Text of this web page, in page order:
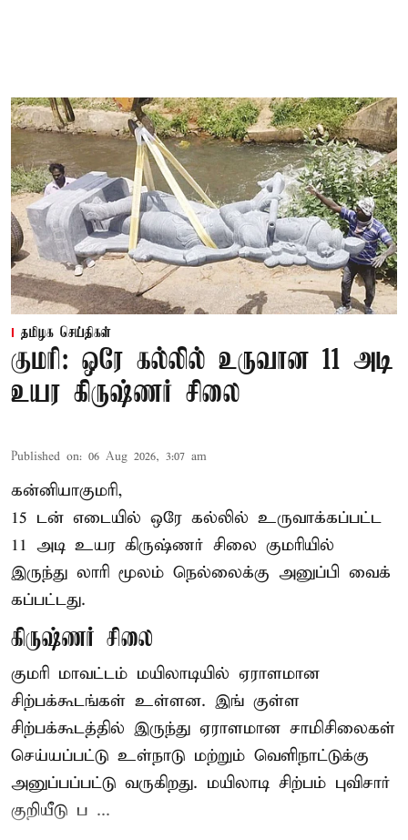
தமிழக செய்திகள்
குமரி: ஒரே கல்லில் உருவான 11 அடி
உயர கிருஷ்ணர் சிலை
Published on: 06 Aug 2026, 3:07 am
கன்னியாகுமரி,
15 டன் எடையில் ஒரே கல்லில் உருவாக்கப்பட்ட
11 அடி உயர கிருஷ்ணர் சிலை குமரியில்
இருந்து லாரி மூலம் நெல்லைக்கு அனுப்பி வைக்
கப்பட்டது.
கிருஷ்ணர் சிலை
குமரி மாவட்டம் மயிலாடியில் ஏராளமான
சிற்பக்கூடங்கள் உள்ளன. இங் குள்ள
சிற்பக்கூடத்தில் இருந்து ஏராளமான சாமிசிலைகள்
செய்யப்பட்டு உள்நாடு மற்றும் வெளிநாட்டுக்கு
அனுப்பப்பட்டு வருகிறது. மயிலாடி சிற்பம் புவிசார்
குறியீடு ப ...